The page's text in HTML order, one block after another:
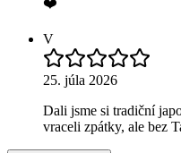
❤️
V
25. júla 2026
Dali jsme si tradiční
vraceli zpátky, ale bez